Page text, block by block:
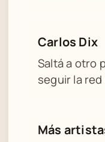
Carlos Dix
Saltá a otro
seguir la
Más